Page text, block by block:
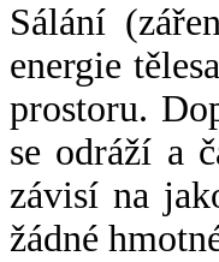
Sálání
energie
prostoru.
se odráží a
závisí na
žádné